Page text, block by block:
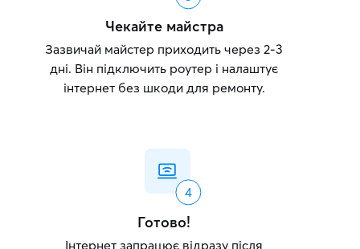
Чекайте майстра
Зазвичай майстер приходить через 2-3
дні. Він підключить роутер і налаштує
інтернет без шкоди для ремонту.
Готово!
Інтернет запрацює відразу після